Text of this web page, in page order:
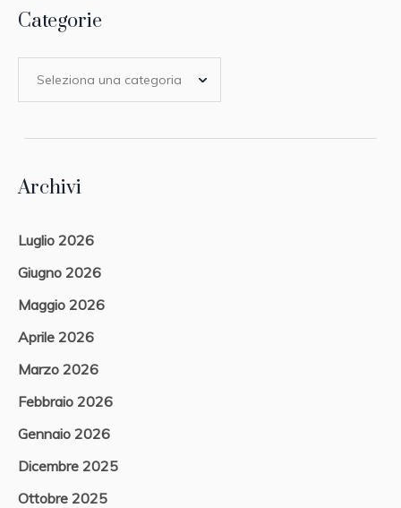
Categorie
Archivi
Luglio 2026
Giugno 2026
Maggio 2026
Aprile 2026
Marzo 2026
Febbraio 2026
Gennaio 2026
Dicembre 2025
Ottobre 2025